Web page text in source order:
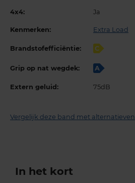
4x4: Ja
Kenmerken: Extra Load
Brandstofefficiëntie: C
Grip op nat wegdek: A
Extern geluid: 75dB
Vergelijk deze band met alternatieven
In het kort